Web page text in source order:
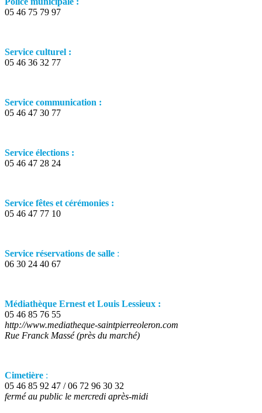
05 46 75 79 97
Service culturel :
05 46 36 32 77
Service communication :
05 46 47 30 77
Service élections :
05 46 47 28 24
Service fêtes et cérémonies :
05 46 47 77 10
Service réservations de salle :
06 30 24 40 67
Médiathèque Ernest et Louis Lessieux :
05 46 85 76 55
http://www.mediatheque-saintpierreoleron.com
Rue Franck Massé (près du marché)
Cimetière :
05 46 85 92 47 / 06 72 96 30 32
fermé au public le mercredi après-midi